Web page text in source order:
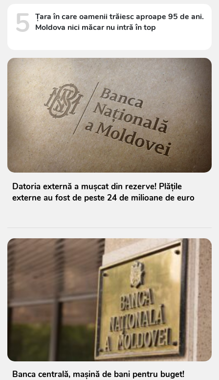
5 Țara în care oamenii trăiesc aproape 95 de ani.
Moldova nici măcar nu intră în top
Datoria externă a mușcat din rezerve! Plățile
externe au fost de peste 24 de milioane de euro
Banca centrală, mașină de bani pentru buget!